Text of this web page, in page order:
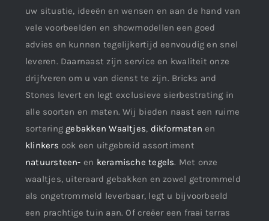
uw situatie, ideeën en wensen en aan de hand van
vele voorbeelden en showmodellen een goed
advies en kunnen tegelijkertijd eenvoudig en snel
leveren. Daarnaast zijn service en kwaliteit onze
drijfveren om u van dienst te zijn. Bricks and
Stones levert en legt exclusieve sierbestrating in
alle soorten en maten. Wij bieden naast een ruime
sortering gebakken Waaltjes, dikformaten en
klinkers ook een uitgebreid assortiment
natuursteen- en keramische tegels. Met onze
waaltjes, uiteraard gebakken en zowel getrommeld
als ongetrommeld leverbaar, legt u bijvoorbeeld
een prachtige tuin aan. Of creëer een fraai terras